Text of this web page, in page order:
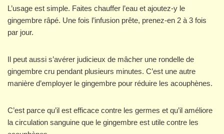
L’usage est simple. Faites chauffer l’eau et ajoutez-y le
gingembre râpé. Une fois l’infusion prête, prenez-en 2 à 3 fois
par jour.
Il peut aussi s’avérer judicieux de mâcher une rondelle de
gingembre cru pendant plusieurs minutes. C’est une autre
manière d’employer le gingembre pour réduire les acouphènes.
C’est parce qu’il est efficace contre les germes et qu’il améliore
la circulation sanguine que le gingembre est utile contre les